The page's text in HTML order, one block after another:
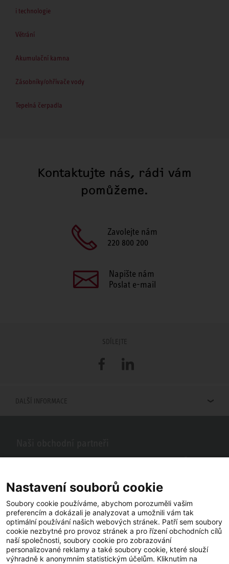
i technologie
Větrání
Akumulační kamna
Zásobníky/ohřívače vody
Tepelná čerpadla
Kontaktujte nás, rádi vám
pomůžeme.
Zavolejte nám
220 800 200
Napište nám
Poslat e-mail
SDÍLEJTE
FacebookLinkedIn
DALŠÍ INFORMACE
se vám naši partneři ve vašem okolí.
Nastavení souborů cookie
Soubory cookie používáme, abychom porozuměli vašim
preferencím a dokázali je analyzovat a umožnili vám tak
optimální používání našich webových stránek. Patří sem soubory
cookie nezbytné pro provoz stránek a pro řízení obchodních cílů
naší společnosti, soubory cookie pro zobrazování
personalizované reklamy a také soubory cookie, které slouží
výhradně k anonymním statistickým účelům. Kliknutím na